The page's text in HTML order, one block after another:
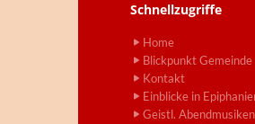
Schnellzugriffe
Home
Blickpunkt Gemeinde
Kontakt
Einblicke in
Geistl.